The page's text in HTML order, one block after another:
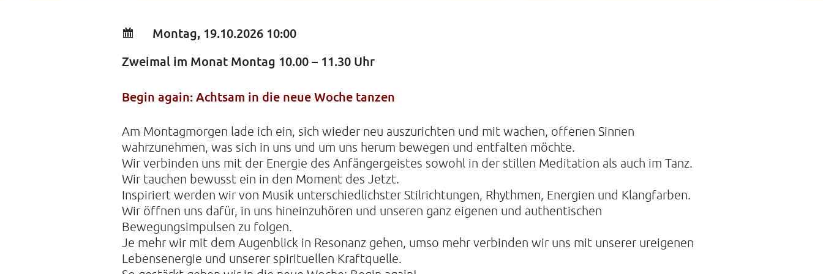
Montag, 19.10.2026 10:00
Zweimal im Monat Montag 10.00 – 11.30 Uhr
Begin again: Achtsam in die neue Woche tanzen
Am Montagmorgen lade ich ein, sich wieder neu auszurichten und mit wachen, offenen Sinnen
wahrzunehmen, was sich in uns und um uns herum bewegen und entfalten möchte.
Wir verbinden uns mit der Energie des Anfängergeistes sowohl in der stillen Meditation als auch im Tanz.
Wir tauchen bewusst ein in den Moment des Jetzt.
Inspiriert werden wir von Musik unterschiedlichster Stilrichtungen, Rhythmen, Energien und Klangfarben.
Wir öffnen uns dafür, in uns hineinzuhören und unseren ganz eigenen und authentischen
Bewegungsimpulsen zu folgen.
Je mehr wir mit dem Augenblick in Resonanz gehen, umso mehr verbinden wir uns mit unserer ureigenen
Lebensenergie und unserer spirituellen Kraftquelle.